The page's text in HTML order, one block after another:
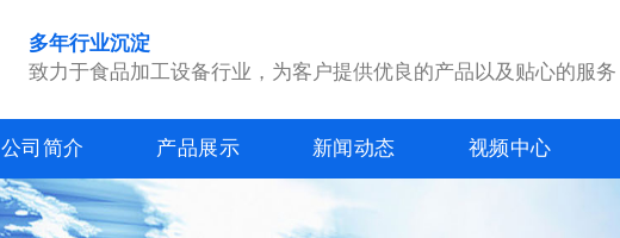
多年行业沉淀
致力于食品加工设备行业，为客户提供优良的产品以及贴心的服务
公司简介 产品展示 新闻动态 视频中心